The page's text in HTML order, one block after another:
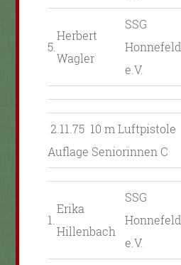
5.
Herbert
Wagler
SSG
Honnefeld
e.V.
2.11.75 10 m Luftpistole
Auflage Seniorinnen C
1.
Erika
Hillenbach
SSG
Honnefeld
e.V.